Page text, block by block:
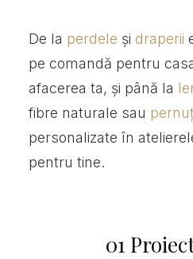
De la perdele și draperii
pe comandă pentru
afacerea ta, și până la
fibre naturale sau
personalizate în
pentru tine.
01